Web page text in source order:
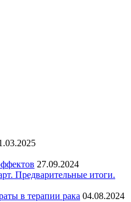
27.09.2024
Предварительные итоги.
в терапии рака 04.08.2024